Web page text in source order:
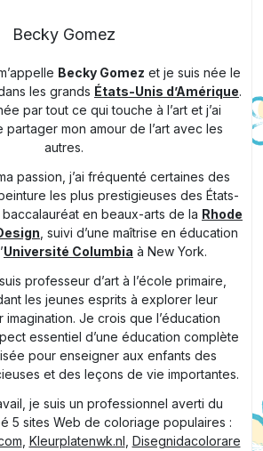
Becky Gomez
Becky Gomez et je suis née le
les grands États-Unis d’Amérique.
par tout ce qui touche à l’art et j’ai
mon amour de l’art avec les
autres.
passion, j’ai fréquenté certaines des
les plus prestigieuses des États-
baccalauréat en beaux-arts de la Rhode
, suivi d’une maîtrise en éducation
Université Columbia à New York.
professeur d’art à l’école primaire,
les jeunes esprits à explorer leur
Je crois que l’éducation
essentiel d’une éducation complète
pour enseigner aux enfants des
et des leçons de vie importantes.
je suis un professionnel averti du
5 sites Web de coloriage populaires :
Kleurplatenwk.nl Disegnidacolorare